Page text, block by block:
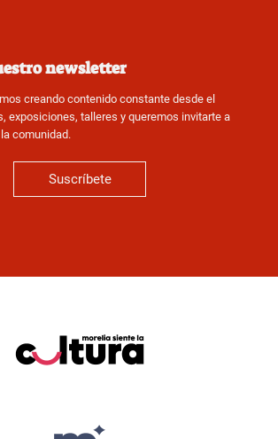
newsletter
creando contenido constante desde el
exposiciones, talleres y queremos invitarte a
comunidad.
Suscríbete